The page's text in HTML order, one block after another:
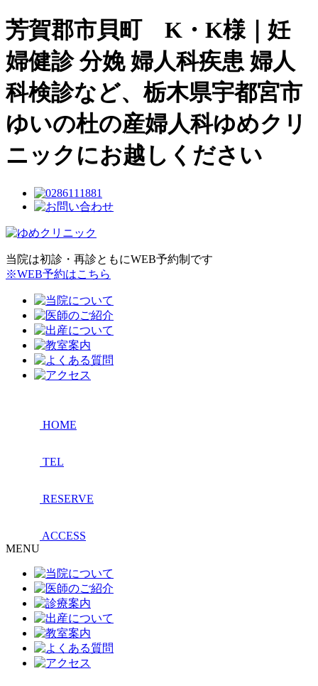
芳賀郡市貝町 K・K様｜妊
婦健診 分娩 婦人科疾患 婦人
科検診など、栃木県宇都宮市
ゆいの杜の産婦人科ゆめクリ
ニックにお越しください
当院は初診・再診ともにWEB予約制です
※WEB予約はこちら
HOME
TEL
RESERVE
ACCESS
MENU